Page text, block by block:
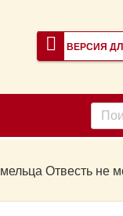
ВЕРСИЯ
Поиск
по
сайту
Отвесть